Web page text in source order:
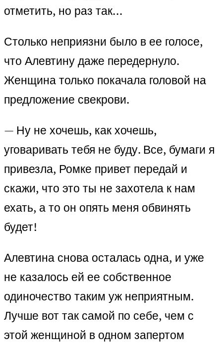
отметить, но раз так…
Столько неприязни было в ее голосе,
что Алевтину даже передернуло.
Женщина только покачала головой на
предложение свекрови.
— Ну не хочешь, как хочешь,
уговаривать тебя не буду. Все, бумаги я
привезла, Ромке привет передай и
скажи, что это ты не захотела к нам
ехать, а то он опять меня обвинять
будет!
Алевтина снова осталась одна, и уже
не казалось ей ее собственное
одиночество таким уж неприятным.
Лучше вот так самой по себе, чем с
этой женщиной в одном запертом